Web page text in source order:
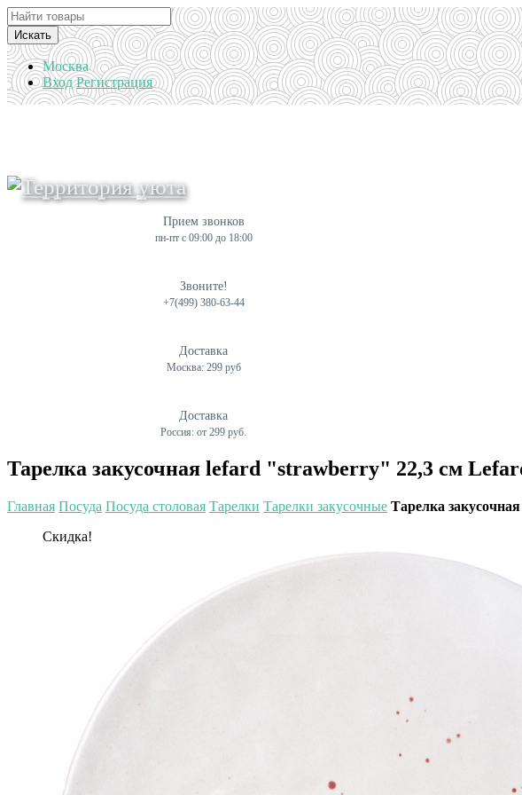
Искать
Москва
Вход Регистрация
Прием звонков
пн-пт с 09:00 до 18:00
Звоните!
+7(499) 380-63-44
Доставка
Москва: 299 руб
Доставка
Россия: от 299 руб.
Тарелка закусочная lefard "strawberry" 22,3 см
Главная Посуда Посуда столовая Тарелки Тарелки закусочные Тарелка
Скидка!